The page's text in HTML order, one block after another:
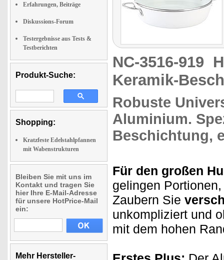
Erfahrungen, Beiträge
Diskussions-Forum
Testergebnisse aus Tests &
Testberichten
Produkt-Suche:
Shopping:
Kratzfeste Edelstahlpfannen
mit Wabenstrukturen
Bleiben Sie mit uns im
Kontakt und tragen Sie
hier Ihre E-Mail-Adresse
für unsere HotPrice-Mail
ein:
Mehr Hersteller-
NC-3516-919
Keramik-
Robuste
Aluminium.
Beschichtung,
Für den großen
gelingen
Zaubern Sie
unkompliziert und
mit dem hohen